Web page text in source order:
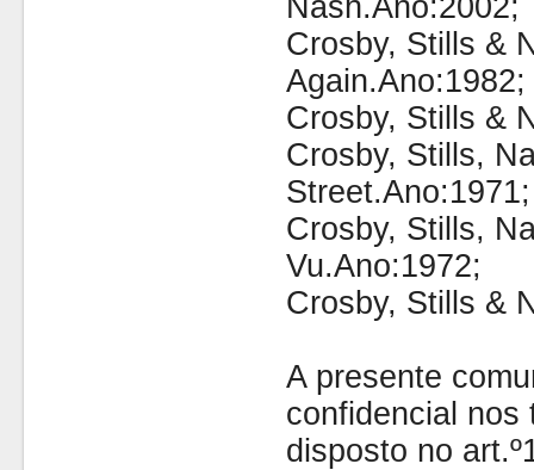
Nash.Ano:2002;
Crosby, Stills &
Again.Ano:1982;
Crosby, Stills &
Crosby, Stills,
Street.Ano:1971;
Crosby, Stills,
Vu.Ano:1972;
Crosby, Stills &
A presente
confidencial nos
disposto no